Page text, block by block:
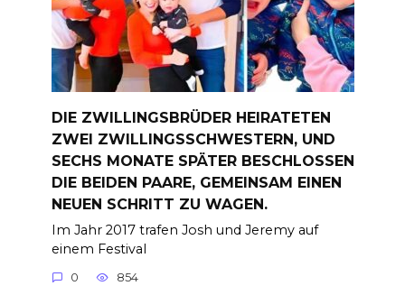
DIE ZWILLINGSBRÜDER HEIRATETEN
ZWEI ZWILLINGSSCHWESTERN, UND
SECHS MONATE SPÄTER BESCHLOSSEN
DIE BEIDEN PAARE, GEMEINSAM EINEN
NEUEN SCHRITT ZU WAGEN.
Im Jahr 2017 trafen Josh und Jeremy auf
einem Festival
0 854